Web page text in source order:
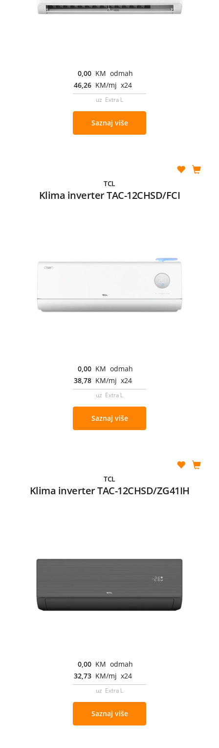
0,00 KM odmah
46,26 KM/mj x24
uz Extra L
Saznaj više
TCL
Klima inverter TAC-12CHSD/FCI
0,00 KM odmah
38,78 KM/mj x24
uz Extra L
Saznaj više
TCL
Klima inverter TAC-12CHSD/ZG41IH
0,00 KM odmah
32,73 KM/mj x24
uz Extra L
Saznaj više